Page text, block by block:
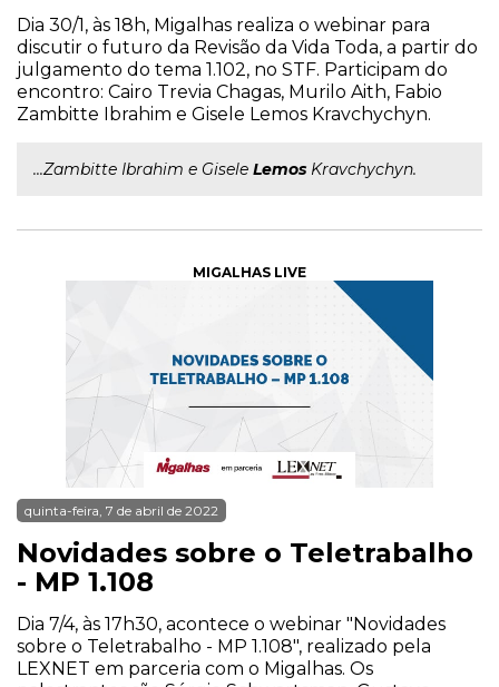
Dia 30/1, às 18h, Migalhas realiza o webinar para
discutir o futuro da Revisão da Vida Toda, a partir do
julgamento do tema 1.102, no STF. Participam do
encontro: Cairo Trevia Chagas, Murilo Aith, Fabio
Zambitte Ibrahim e Gisele Lemos Kravchychyn.
...Zambitte Ibrahim e Gisele Lemos Kravchychyn.
MIGALHAS LIVE
quinta-feira, 7 de abril de 2022
Novidades sobre o Teletrabalho
- MP 1.108
Dia 7/4, às 17h30, acontece o webinar "Novidades
sobre o Teletrabalho - MP 1.108", realizado pela
LEXNET em parceria com o Migalhas. Os